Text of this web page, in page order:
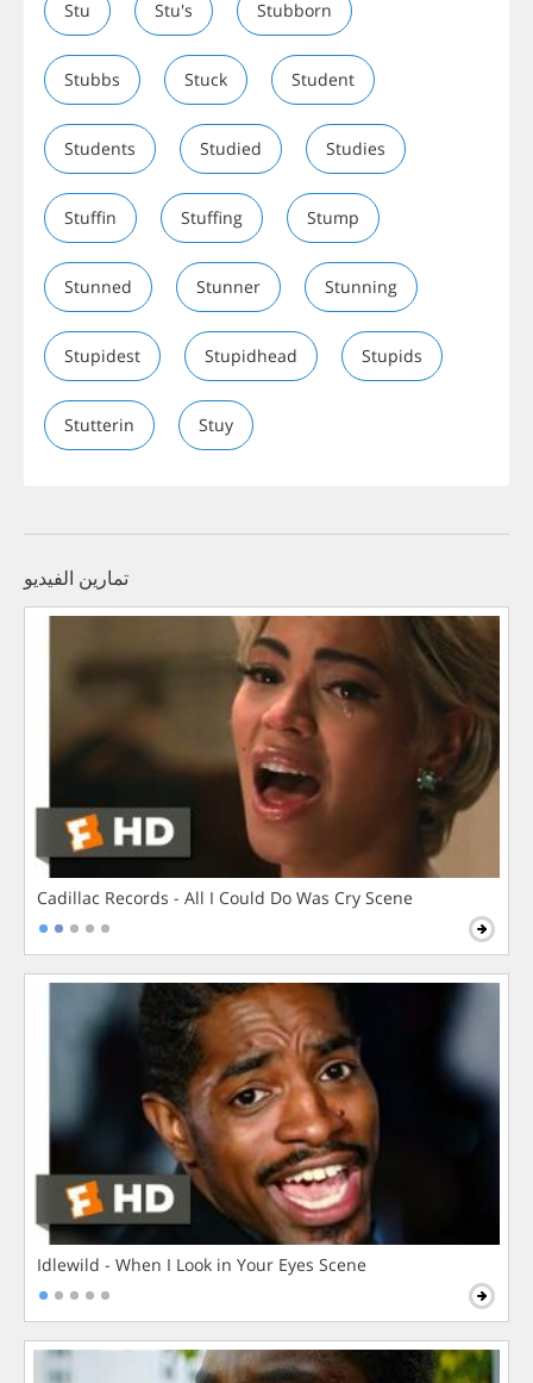
Stu Stu's Stubborn
Stubbs Stuck Student
Students Studied Studies
Stuffin Stuffing Stump
Stunned Stunner Stunning
Stupidest Stupidhead Stupids
Stutterin Stuy
تمارين الفيديو
Cadillac Records - All I Could Do Was Cry Scene
Idlewild - When I Look in Your Eyes Scene